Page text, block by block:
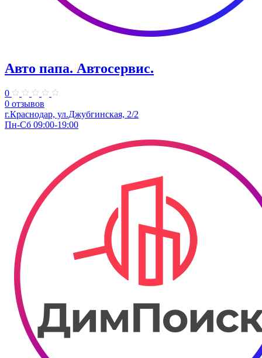
Авто папа. ​Автосервис.
0
0 отзывов
г.Краснодар, ул.Джубгинская, 2/2
Пн-Сб 09:00-19:00